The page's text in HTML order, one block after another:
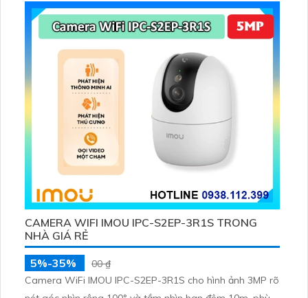
thẻ microSD lên đến 512GB
CAMERA WIFI IMOU IPC-S2EP-3R1S TRONG
NHÀ GIÁ RẺ
5%-35%
00 ₫
Camera WiFi IMOU IPC-S2EP-3R1S cho hình ảnh 3MP rõ